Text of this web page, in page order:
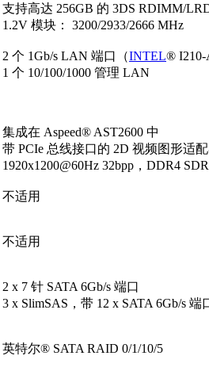
支持高达 256GB 的 3DS RDIMM/
1.2V 模块： 3200/2933/2666 MHz
2 个 1Gb/s LAN 端口（INTEL® I210-
1 个 10/100/1000 管理 LAN
集成在 Aspeed® AST2600 中
带 PCIe 总线接口的 2D 视频图形适
1920x1200@60Hz 32bpp，DDR4
不适用
不适用
2 x 7 针 SATA 6Gb/s 端口
3 x SlimSAS，带 12 x SATA 6Gb/s 端
英特尔® SATA RAID 0/1/10/5